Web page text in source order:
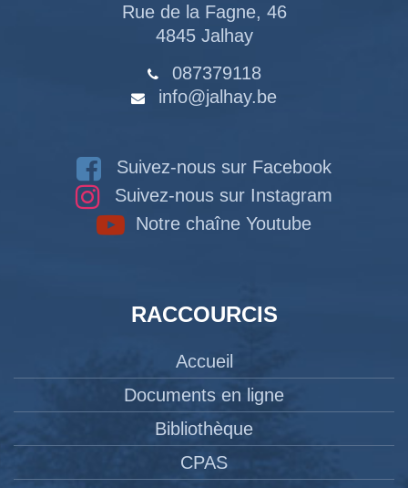
Rue de la Fagne, 46
4845 Jalhay
087379118
info@jalhay.be
Suivez-nous sur Facebook
Suivez-nous sur Instagram
Notre chaîne Youtube
RACCOURCIS
Accueil
Documents en ligne
Bibliothèque
CPAS